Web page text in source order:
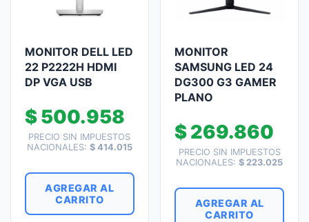
MONITOR DELL LED
22 P2222H HDMI
DP VGA USB
$500.958
PRECIO SIN IMPUESTOS
NACIONALES: $414.015
AGREGAR AL
CARRITO
MONITOR
SAMSUNG LED 24
DG300 G3 GAMER
PLANO
$269.860
PRECIO SIN IMPUESTOS
NACIONALES:$ 223.025
AGREGAR AL
CARRITO